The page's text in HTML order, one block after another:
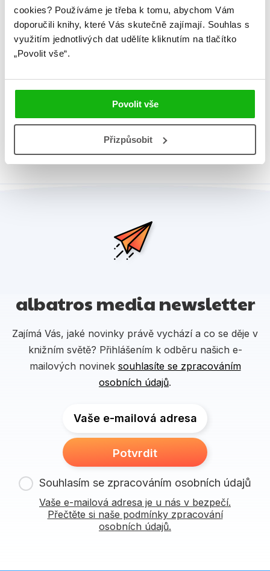
cookies? Používáme je třeba k tomu, abychom Vám
doporučili knihy, které Vás skutečně zajímají. Souhlas s
využitím jednotlivých dat udělíte kliknutím na tlačítko
„Povolit vše“.
Povolit vše
Přizpůsobit
Together
Původní jazyk angličtina
Věk od 3
leporelo knížkové
albatros media newsletter
Zajímá Vás, jaké novinky právě vychází a co se děje v
knižním světě? Přihlášením k odběru našich e-
mailových novinek souhlasíte se zpracováním
osobních údajů.
Vaše e-mailová adresa
Potvrdit
Souhlasím se zpracováním osobních údajů
Vaše e-mailová adresa je u nás v bezpečí.
Přečtěte si naše podmínky zpracování
osobních údajů.